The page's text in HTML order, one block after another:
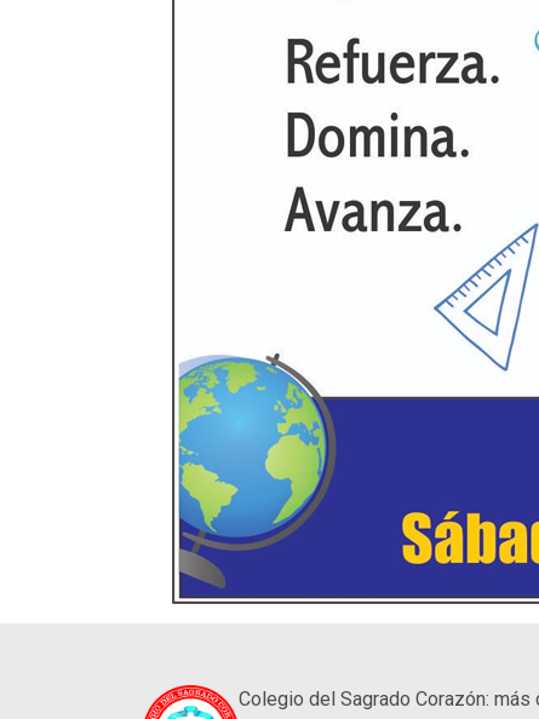
Colegio del Sagrado Corazón: